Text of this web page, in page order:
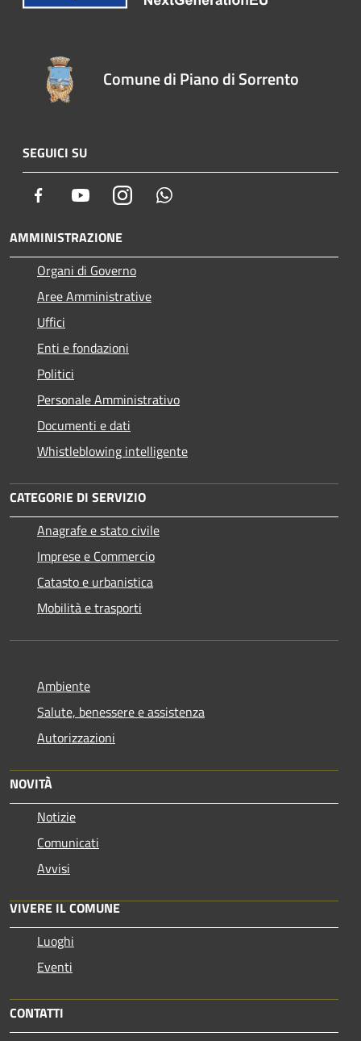
Comune di Piano di Sorrento
SEGUICI SU
Facebook YoutubeInstagram
AMMINISTRAZIONE
Organi di Governo
Aree Amministrative
Uffici
Enti e fondazioni
Politici
Personale Amministrativo
Documenti e dati
Whistleblowing intelligente
CATEGORIE DI SERVIZIO
Anagrafe e stato civile
Imprese e Commercio
Catasto e urbanistica
Mobilità e trasporti
Ambiente
Salute, benessere e assistenza
Autorizzazioni
NOVITÀ
Notizie
Comunicati
Avvisi
VIVERE IL COMUNE
Luoghi
Eventi
CONTATTI